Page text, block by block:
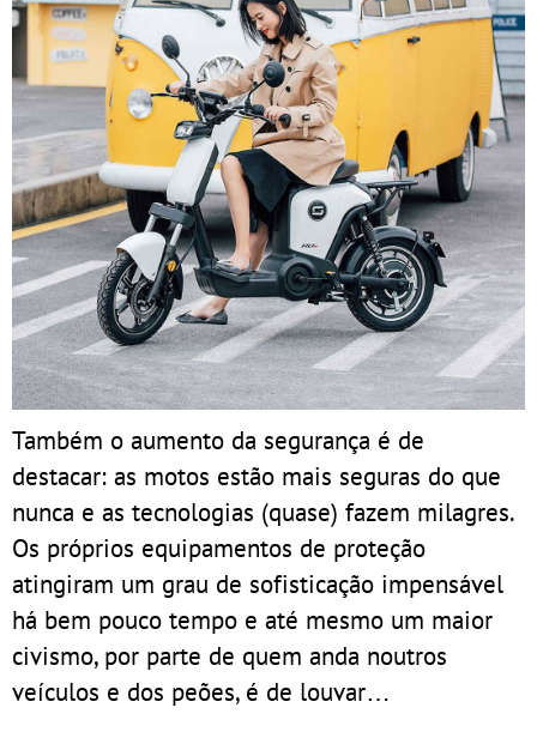
Também o aumento da segurança é de
destacar: as motos estão mais seguras do que
nunca e as tecnologias (quase) fazem milagres.
Os próprios equipamentos de proteção
atingiram um grau de sofisticação impensável
há bem pouco tempo e até mesmo um maior
civismo, por parte de quem anda noutros
veículos e dos peões, é de louvar…